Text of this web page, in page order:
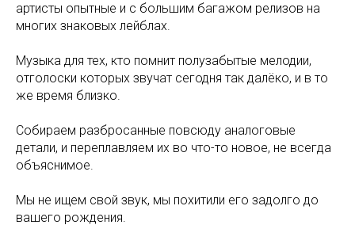
артисты опытные и с большим багажом релизов на
многих знаковых лейблах.
Музыка для тех, кто помнит полузабытые мелодии,
отголоски которых звучат сегодня так далёко, и в то
же время близко.
Собираем разбросанные повсюду аналоговые
детали, и переплавляем их во что-то новое, не всегда
объяснимое.
Мы не ищем свой звук, мы похитили его задолго до
вашего рождения.